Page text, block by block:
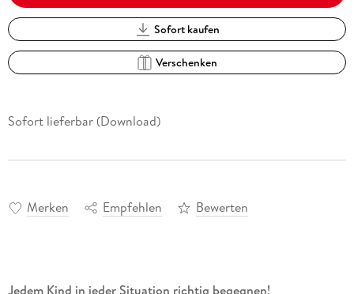
Sofort kaufen
Verschenken
Sofort lieferbar (Download)
Merken Empfehlen Bewerten
Jedem Kind in jeder Situation richtig begegnen!